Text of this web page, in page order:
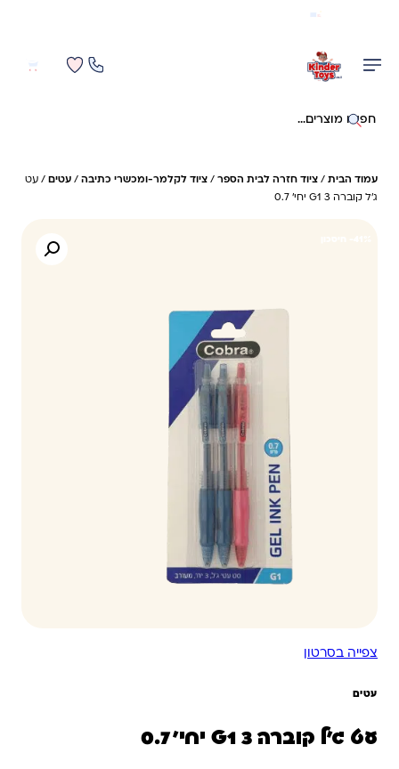
חיפוש באתר
עמוד הבית / ציוד חזרה לבית הספר / ציוד לקלמר-ומכשרי כתיבה / עטים / עט
ג'ל קוברה G1 3 יחי' 0.7
צפייה בסרטון
עטים
עט ג'ל קוברה G1 3 יחי' 0.7